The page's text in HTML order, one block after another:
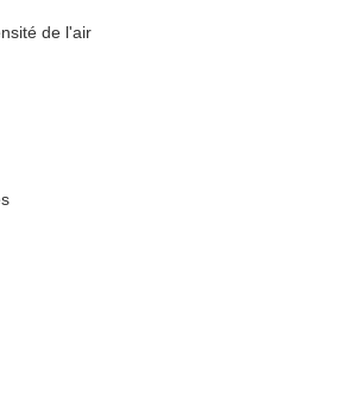
de l'air